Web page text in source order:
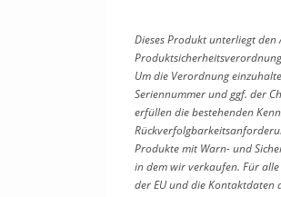
Dieses Produkt unterliegt
Um die Verordnung
Seriennummer und ggf. der
erfüllen die bestehenden
Produkte mit Warn- und
in dem wir verkaufen. Für
der EU und die Kontaktdaten